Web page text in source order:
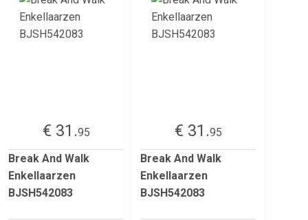
€ 31.95
Break And Walk
Enkellaarzen
BJSH542083
€ 31.95
Break And Walk
Enkellaarzen
BJSH542083